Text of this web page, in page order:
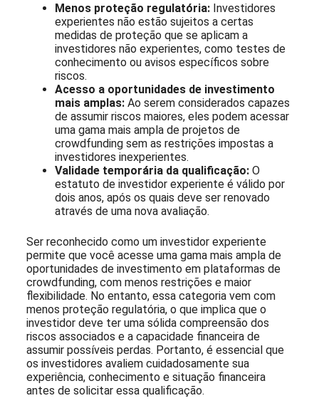
Menos proteção regulatória:Investidores
experientes não estão sujeitos a certas
medidas de proteção que se aplicam a
investidores não experientes, como testes de
conhecimento ou avisos específicos sobre
riscos.
Acesso a oportunidades de investimento
mais amplas:Ao serem considerados capazes
de assumir riscos maiores, eles podem acessar
uma gama mais ampla de projetos de
crowdfunding sem as restrições impostas a
investidores inexperientes.
Validade temporária da qualificação:O
estatuto de investidor experiente é válido por
dois anos, após os quais deve ser renovado
através de uma nova avaliação.
Ser reconhecido como um investidor experiente
permite que você acesse uma gama mais ampla de
oportunidades de investimento em plataformas de
crowdfunding, com menos restrições e maior
flexibilidade. No entanto, essa categoria vem com
menos proteção regulatória, o que implica que o
investidor deve ter uma sólida compreensão dos
riscos associados e a capacidade financeira de
assumir possíveis perdas. Portanto, é essencial que
os investidores avaliem cuidadosamente sua
experiência, conhecimento e situação financeira
antes de solicitar essa qualificação.